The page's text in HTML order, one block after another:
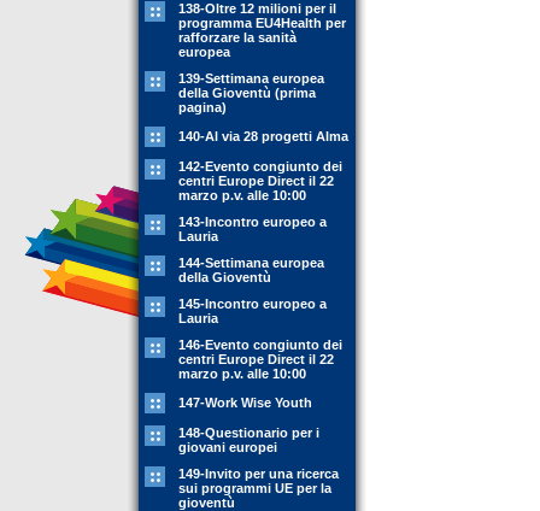
138-Oltre 12 milioni per il
programma EU4Health per
rafforzare la sanità
europea
139-Settimana europea
della Gioventù (prima
pagina)
140-Al via 28 progetti Alma
142-Evento congiunto dei
centri Europe Direct il 22
marzo p.v. alle 10:00
143-Incontro europeo a
Lauria
144-Settimana europea
della Gioventù
145-Incontro europeo a
Lauria
146-Evento congiunto dei
centri Europe Direct il 22
marzo p.v. alle 10:00
147-Work Wise Youth
148-Questionario per i
giovani europei
149-Invito per una ricerca
sui programmi UE per la
gioventù